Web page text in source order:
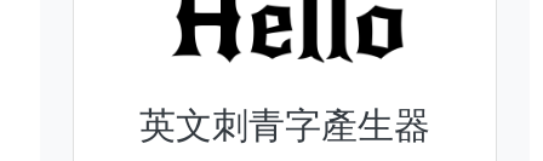
英文刺青字產生器